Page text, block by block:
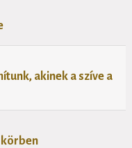
akinek a szíve a
körben